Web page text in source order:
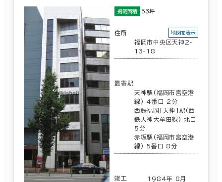
掲載面積 53坪
住所
福岡市中央区天神2-
13-18
地図を表示
最寄駅
天神駅(福岡市営空港
線) 4番口 2分
西鉄福岡[天神]駅(西
鉄天神大牟田線) 北口
5分
赤坂駅(福岡市営空港
線) 5番口 8分
竣工 1984年 8月
条件で絞り込む
現在の条件
面積選択
坪数 人数
～